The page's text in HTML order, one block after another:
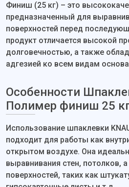
Финиш (25 кг) – это
предназначенный для
поверхностей перед
продукт отличается высокой
долговечностью, а также
адгезией ко всем видам
Особенности
Полимер финиш 25
Использование шпаклевки
подходит для работы как
открытом воздухе. Она
выравнивания стен, потолков,
поверхностей, таких как